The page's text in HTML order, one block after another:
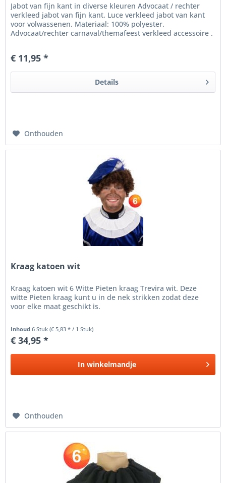
Jabot van fijn kant in diverse kleuren Advocaat / rechter
verkleed jabot van fijn kant. Luce verkleed jabot van kant
voor volwassenen. Materiaal: 100% polyester.
Advocaat/rechter carnaval/themafeest verkleed accessoire .
€ 11,95 *
Details
Onthouden
Kraag katoen wit
Kraag katoen wit 6 Witte Pieten kraag Trevira wit. Deze
witte Pieten kraag kunt u in de nek strikken zodat deze
voor elke maat geschikt is.
Inhoud6 Stuk(€ 5,83 * / 1 Stuk)
€ 34,95 *
In winkelmandje
Onthouden